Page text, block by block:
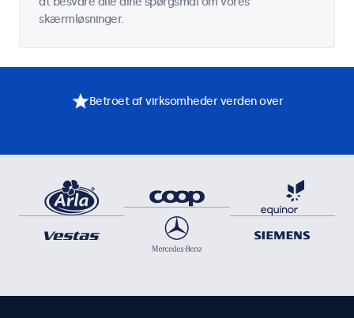
skærmløsninger.
Betroet af virksomheder verden over